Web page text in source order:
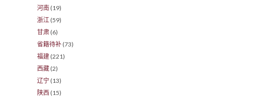
河南 (19)
浙江 (59)
甘肃 (6)
省籍待补 (73)
福建 (221)
西藏 (2)
辽宁 (13)
陕西 (15)